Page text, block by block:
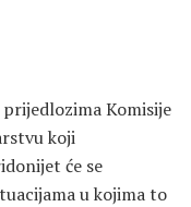
Komisije
koji
će se
u kojima to